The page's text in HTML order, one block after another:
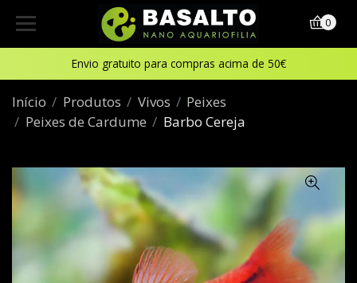
Envio gratuito para compras acima de 50€
0
Início Produtos Vivos
Peixes
Peixes de Cardume
Barbo Cereja